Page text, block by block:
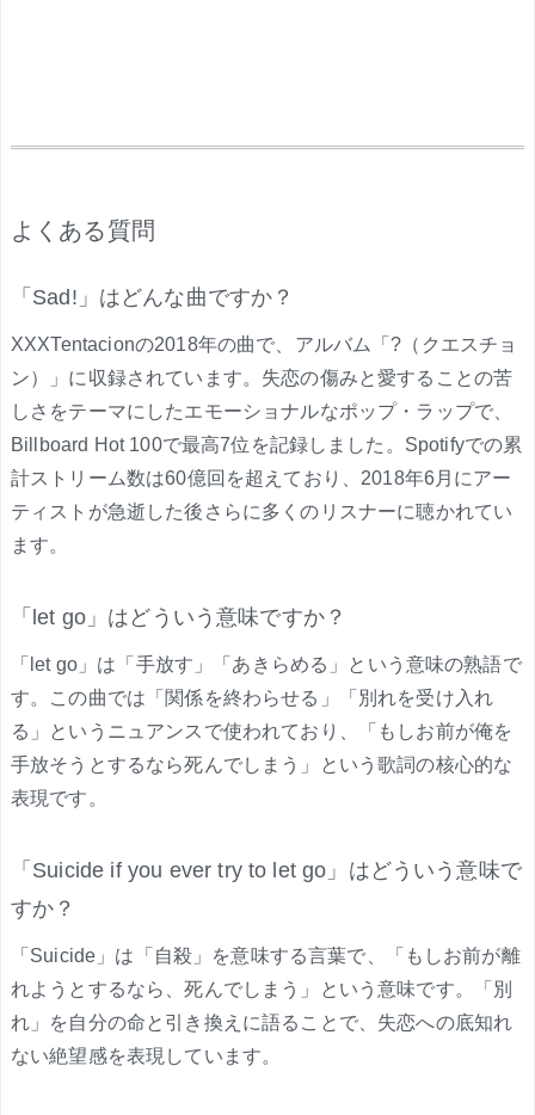
よくある質問
「Sad!」はどんな曲ですか？
XXXTentacionの2018年の曲で、アルバム「?（クエスチョ
ン）」に収録されています。失恋の傷みと愛することの苦
しさをテーマにしたエモーショナルなポップ・ラップで、
Billboard Hot 100で最高7位を記録しました。Spotifyでの累
計ストリーム数は60億回を超えており、2018年6月にアー
ティストが急逝した後さらに多くのリスナーに聴かれてい
ます。
「let go」はどういう意味ですか？
「let go」は「手放す」「あきらめる」という意味の熟語で
す。この曲では「関係を終わらせる」「別れを受け入れ
る」というニュアンスで使われており、「もしお前が俺を
手放そうとするなら死んでしまう」という歌詞の核心的な
表現です。
「Suicide if you ever try to let go」はどういう意味で
すか？
「Suicide」は「自殺」を意味する言葉で、「もしお前が離
れようとするなら、死んでしまう」という意味です。「別
れ」を自分の命と引き換えに語ることで、失恋への底知れ
ない絶望感を表現しています。